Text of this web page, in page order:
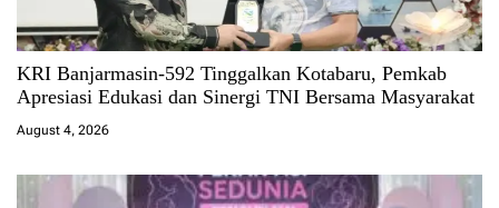
KRI Banjarmasin-592 Tinggalkan Kotabaru, Pemkab
Apresiasi Edukasi dan Sinergi TNI Bersama Masyarakat
August 4, 2026